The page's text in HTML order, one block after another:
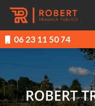
contenu
principal
06 23 11 50 74